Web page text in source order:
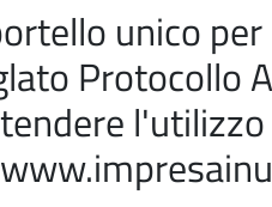
unico
Protocollo
l'utilizzo